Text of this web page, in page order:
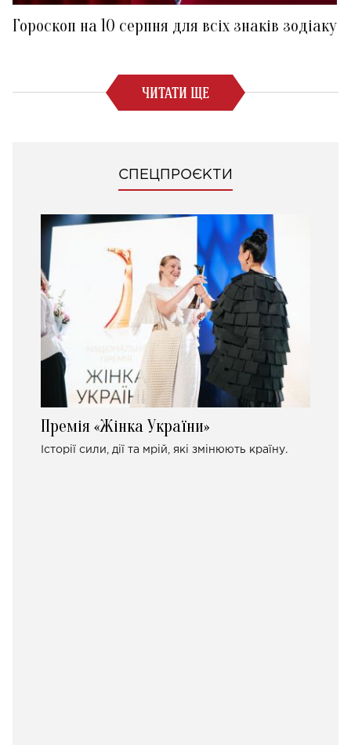
Гороскоп на 10 серпня для всіх знаків зодіаку
ЧИТАТИ ЩЕ
СПЕЦПРОЄКТИ
Премія «Жінка України»
Історії сили, дії та мрій, які змінюють країну.